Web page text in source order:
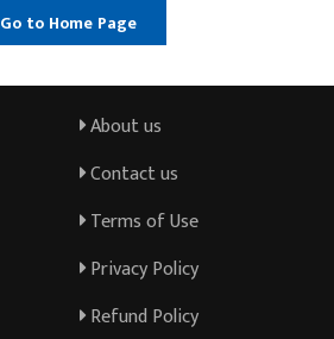
Go to Home Page
About us
Contact us
Terms of Use
Privacy Policy
Refund Policy